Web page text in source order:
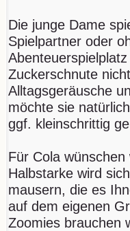
Die junge Dame
Spielpartner oder
Zuckerschnute
Alltagsgeräusche
möchte sie
ggf. kleinschrittig
Für Cola
Halbstarke wird
mausern, die es
auf dem eigenen
Zoomies brauchen